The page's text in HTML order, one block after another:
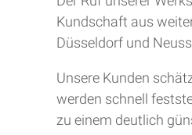
Kundschaft aus
Düsseldorf und
Unsere Kunden
werden schnell
zu einem deutlich